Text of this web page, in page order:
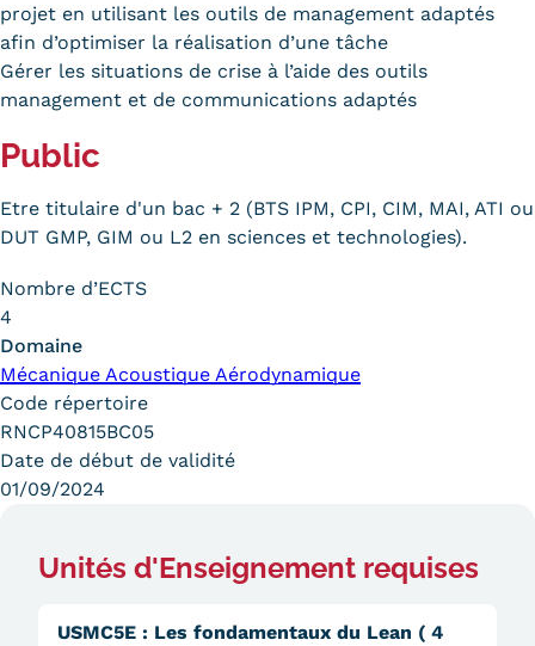
OFFRE EN BFC
OFFRE NATIONALE
Catalogue national
suites de parcours
Alternance
Enseignement à distance
Validation des Acquis de
Validation des études
projet en utilisant les outils de management adaptés
afin d’optimiser la réalisation d’une tâche
Gérer les situations de crise à l’aide des outils
management et de communications adaptés
Public
Etre titulaire d'un bac + 2 (BTS IPM, CPI, CIM, MAI, ATI ou
DUT GMP, GIM ou L2 en sciences et technologies).
Nombre d’ECTS
4
Domaine
Mécanique Acoustique Aérodynamique
Code répertoire
RNCP40815BC05
Date de début de validité
01/09/2024
Unités d'Enseignement requises
USMC5E : Les fondamentaux du Lean ( 4